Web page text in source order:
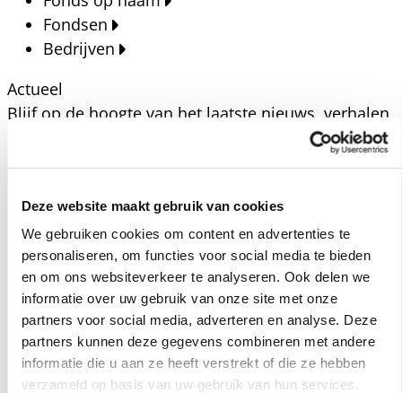
Deze website maakt gebruik van cookies
We gebruiken cookies om content en advertenties te
personaliseren, om functies voor social media te bieden
en om ons websiteverkeer te analyseren. Ook delen we
informatie over uw gebruik van onze site met onze
partners voor social media, adverteren en analyse. Deze
partners kunnen deze gegevens combineren met andere
informatie die u aan ze heeft verstrekt of die ze hebben
verzameld op basis van uw gebruik van hun services.
Fondsen
Bedrijven
Actueel
Blijf op de hoogte van het laatste nieuws, verhalen,
publicaties en ontwikkelingen rondom Kansfonds
Nieuwsberichten
Nieuws
Verhalen
Beeldbanken
Foto's bestaanszekerheid
Foto's dak- en thuisloosheid
Agenda
Agenda